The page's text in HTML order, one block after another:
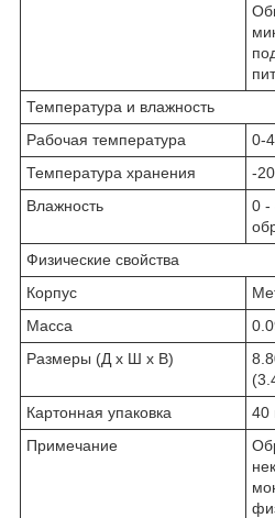
Температура и влажность
Рабочая температура
0-
Температура хранения
-
Влажность
0 -
Физические свойства
Корпус
Масса
Размеры (Д х Ш х В)
Картонная упаковка
40
Примечание